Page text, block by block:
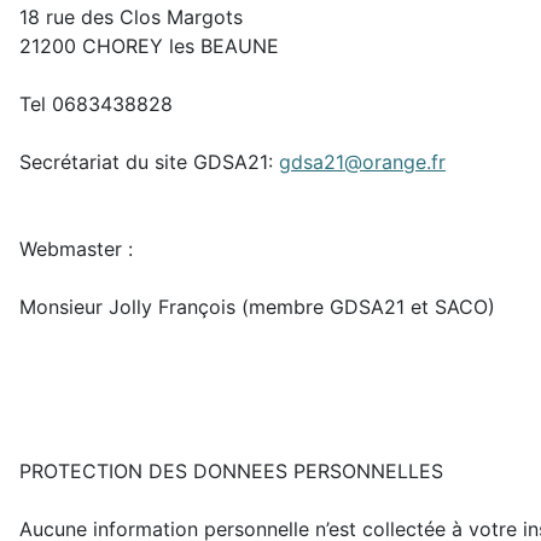
18 rue des Clos Margots
21200 CHOREY les BEAUNE
Tel 0683438828
Secrétariat du site GDSA21: gdsa21@orange.fr
Webmaster :
Monsieur Jolly François (membre GDSA21 et SACO)
PROTECTION DES DONNEES PERSONNELLES
Aucune information personnelle n’est collectée à votre